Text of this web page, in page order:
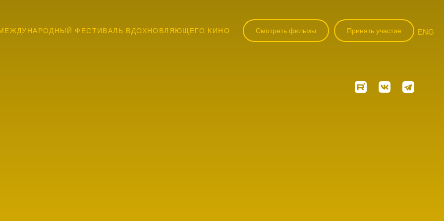
ФЕСТИВАЛЬ ВДОХНОВЛЯЮЩЕГО КИНО Смотреть фильмы Принять участие ENG